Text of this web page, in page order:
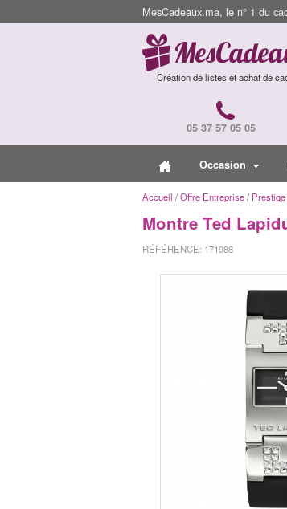
MesCadeaux.ma, le n° 1 du
Création de listes et achat de
05 37 57 05 05
Occasion
Accueil /Offre Entreprise/ Prestige
Montre Ted
RÉFÉRENCE: 171988